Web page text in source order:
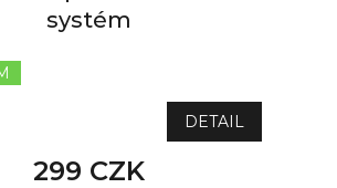
systém
299 CZK
DETAIL